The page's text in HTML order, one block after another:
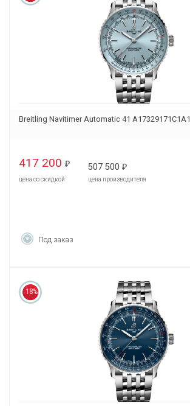
Breitling Navitimer Automatic 41 A17329171C1A1
417 200 ₽
цена со скидкой
507 500 ₽
цена производителя
Под заказ
18%